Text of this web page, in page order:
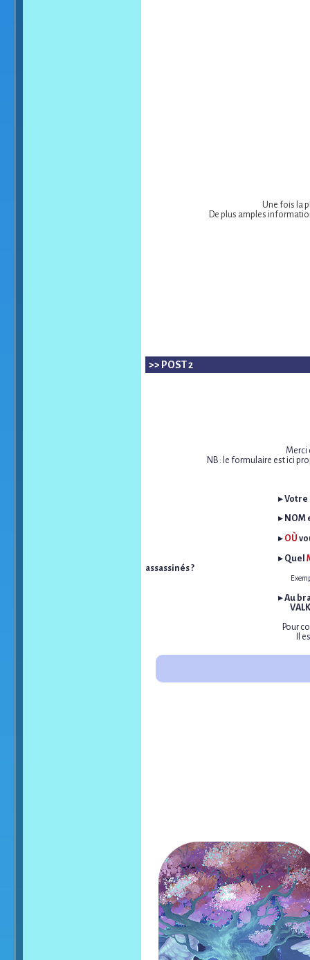
Une fois la
De plus amples
>> POST 2
Merci
NB : le formulaire est ici
▸Votre
▸ NOM
▸ OÙ
▸ Quel
assassinés ?
▸Au
Pour
Il